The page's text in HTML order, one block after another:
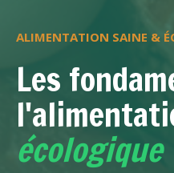
ALIMENTATION SAINE &
Les
écologique